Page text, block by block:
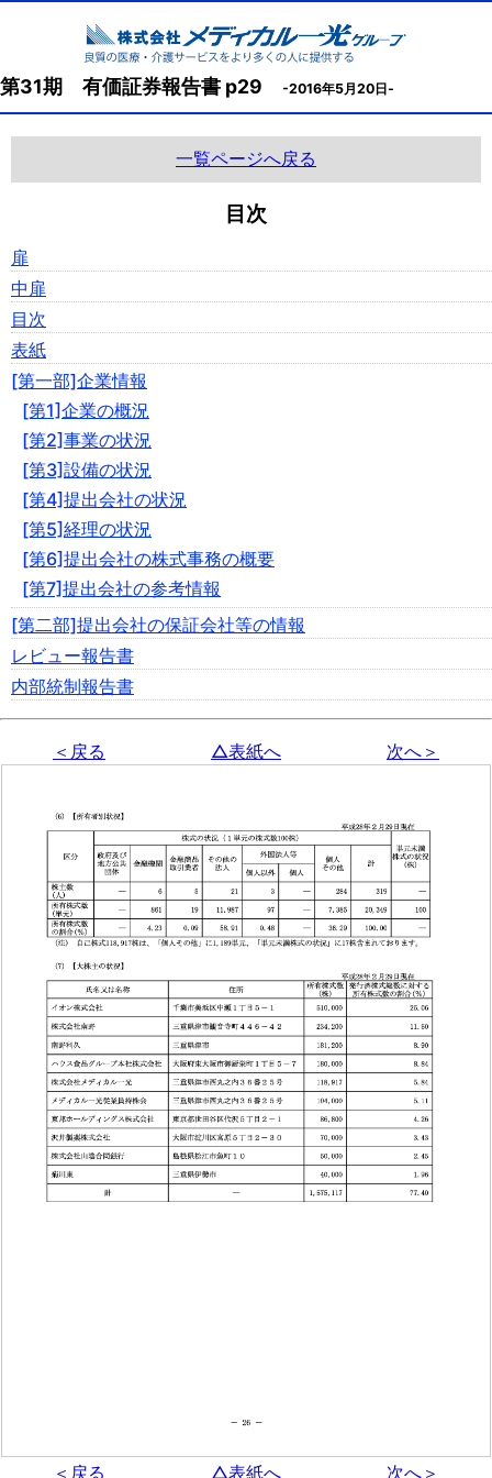
第31期 有価証券報告書 p29 -2016年5月20日-
一覧ページへ戻る
目次
扉
中扉
目次
表紙
[第一部]企業情報
[第1]企業の概況
[第2]事業の状況
[第3]設備の状況
[第4]提出会社の状況
[第5]経理の状況
[第6]提出会社の株式事務の概要
[第7]提出会社の参考情報
[第二部]提出会社の保証会社等の情報
レビュー報告書
内部統制報告書
＜戻る △表紙へ 次へ＞
＜戻る △表紙へ 次へ＞